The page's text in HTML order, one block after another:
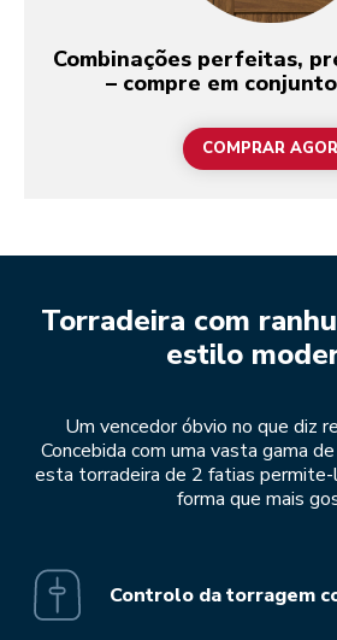
Combinações perfeitas,
– compre em
COMPRAR
Torradeira com
estilo
Um vencedor óbvio no que diz
Concebida com uma vasta gama
esta torradeira de 2 fatias
forma que mais
Controlo da torragem